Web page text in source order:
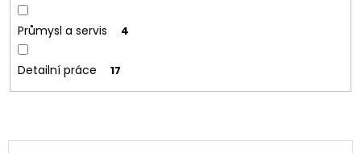
Průmysl a servis 4
Detailní práce 17
V